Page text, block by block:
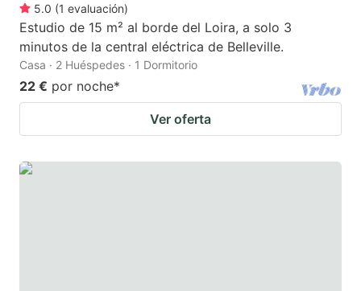
5.0 (1 evaluación)
Estudio de 15 m² al borde del Loira, a solo 3
minutos de la central eléctrica de Belleville.
Casa · 2 Huéspedes · 1 Dormitorio
22 € por noche*
Ver oferta